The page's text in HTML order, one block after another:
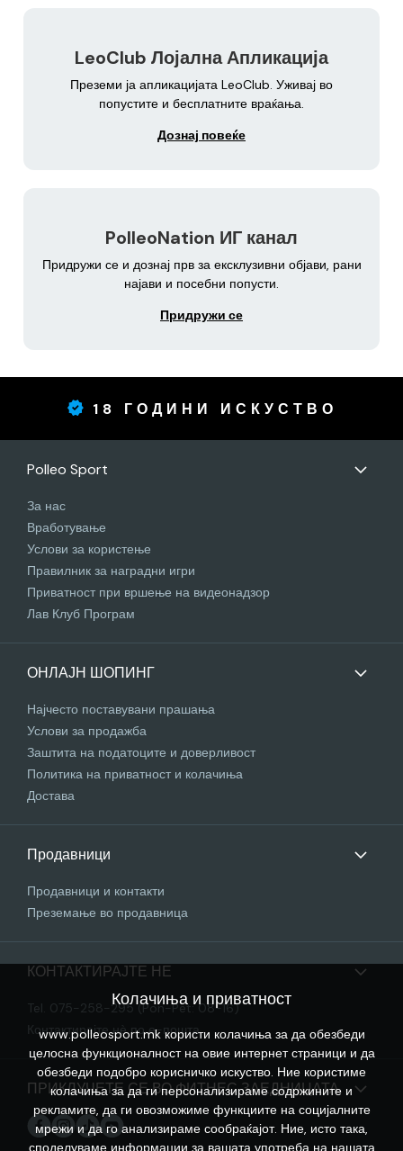
LeoClub Лојална Апликација
Преземи ја апликацијата LeoClub. Уживај во
попустите и бесплатните враќања.
Дознај повеќе
PolleoNation ИГ канал
Придружи се и дознај прв за ексклузивни објави, рани
најави и посебни попусти.
Придружи се
18 ГОДИНИ ИСКУСТВО
Polleo Sport
За нас
Вработување
Услови за користење
Правилник за наградни игри
Приватност при вршење на видеонадзор
Лав Клуб Програм
ОНЛАЈН ШОПИНГ
Најчесто поставувани прашања
Услови за продажба
Заштита на податоците и доверливост
Политика на приватност и колачиња
Достава
Продавници
Продавници и контакти
Преземање во продавница
КОНТАКТИРАЈТЕ НЕ
Tel. 075-258-295 (Pon-Pet: 08-16)
Контактирајте нѐ по е-пошта
ПРИКЛУЧЕТЕ СЕ ВО ФИТНЕС ЗАЕДНИЦАТА
Колачиња и приватност
www.polleosport.mk користи колачиња за да обезбеди
целосна функционалност на овие интернет страници и да
обезбеди подобро корисничко искуство. Ние користиме
колачиња за да ги персонализираме содржините и
рекламите, да ги овозможиме функциите на социјалните
мрежи и да го анализираме сообраќајот. Ние, исто така,
споделуваме информации за вашата употреба на нашата